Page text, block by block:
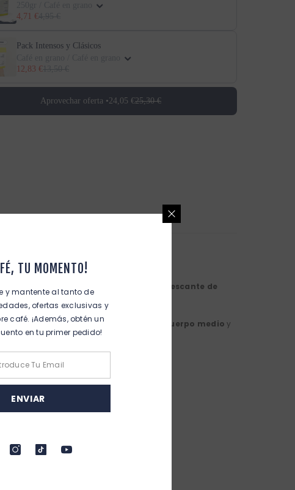
4,71 €
Pack Intensos y Clásicos
12,83 €
Aprovechar oferta •24,05 €25,30 €
el primer sorbo, mientras el
toque refrescante de
energía.
cuando buscás claridad y balance. Su cuerpo medio y
TU MOMENTO!
y mantente al tanto de
ofertas exclusivas y
café. ¡Además, obtén un
en tu primer pedido!
ENVIAR